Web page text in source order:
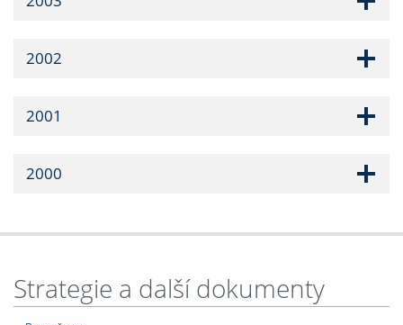
2002
2001
2000
Strategie a další dokumenty